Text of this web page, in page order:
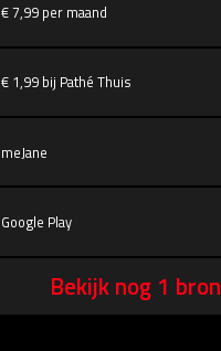
€ 7,99 per maand
€ 1,99 bij Pathé Thuis
meJane
Google Play
Bekijk nog 1 bron